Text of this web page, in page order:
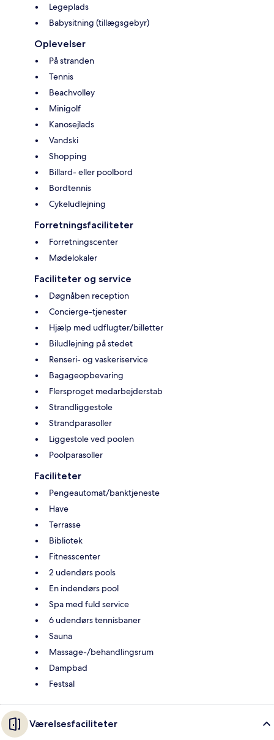
Legeplads
Babysitning (tillægsgebyr)
Oplevelser
På stranden
Tennis
Beachvolley
Minigolf
Kanosejlads
Vandski
Shopping
Billard- eller poolbord
Bordtennis
Cykeludlejning
Forretningsfaciliteter
Forretningscenter
Mødelokaler
Faciliteter og service
Døgnåben reception
Concierge-tjenester
Hjælp med udflugter/billetter
Biludlejning på stedet
Renseri- og vaskeriservice
Bagageopbevaring
Flersproget medarbejderstab
Strandliggestole
Strandparasoller
Liggestole ved poolen
Poolparasoller
Faciliteter
Pengeautomat/banktjeneste
Have
Terrasse
Bibliotek
Fitnesscenter
2 udendørs pools
En indendørs pool
Spa med fuld service
6 udendørs tennisbaner
Sauna
Massage-/behandlingsrum
Dampbad
Festsal
Værelsesfaciliteter